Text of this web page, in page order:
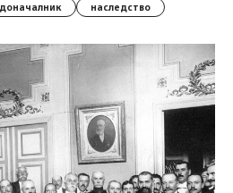
наследство